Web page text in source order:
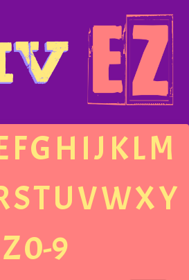
FGH IJ KLM
STUVWXY
Z0-9